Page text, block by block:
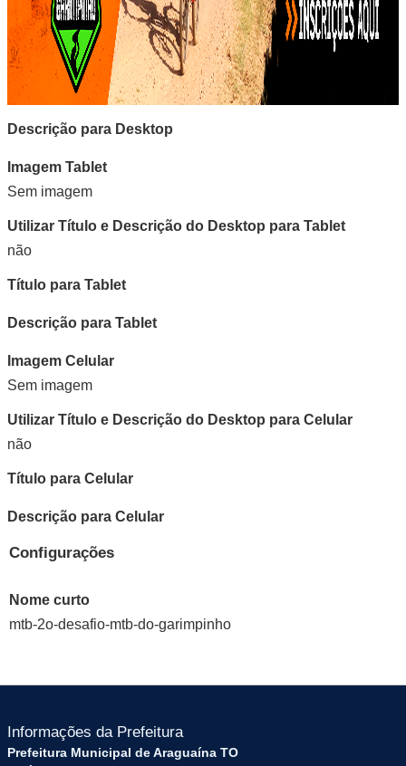
Descrição para Desktop
Imagem Tablet
Sem imagem
Utilizar Título e Descrição do Desktop para Tablet
não
Título para Tablet
Descrição para Tablet
Imagem Celular
Sem imagem
Utilizar Título e Descrição do Desktop para Celular
não
Título para Celular
Descrição para Celular
Configurações
Nome curto
mtb-2o-desafio-mtb-do-garimpinho
Informações da Prefeitura
Prefeitura Municipal de Araguaína TO